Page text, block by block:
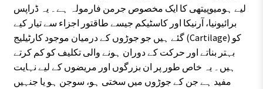
لیے ہومیوپیتھی کا ایک مخصوص جرمن فارمولہ ہے۔ یہ ڈراپس
برائیونیا، آرنیکا اور کاسٹیکم جیسے طاقتور اجزاء سے تیار کیے
گئے ہیں جو جوڑوں کے درمیان موجود کارٹیلیج (Cartilage) کو
بہتر بناتے اور حرکت کے دوران ہونے والی تکلیف کو کم کرتے
ہیں۔ یہ خاص طور پر ان بزرگوں اور مریضوں کے لیے نہایت
مفید ہے جن کے جوڑوں میں سختی ہو، سوجن ہو یا جنہیں